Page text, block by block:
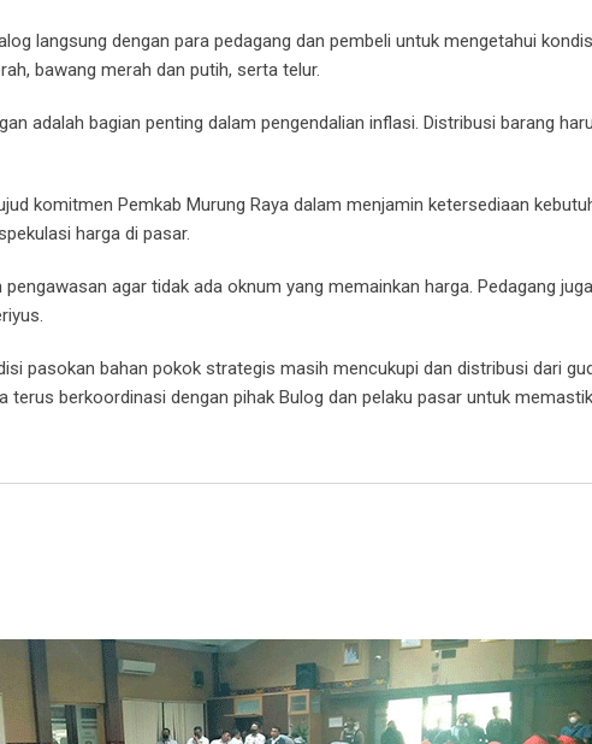
langsung dengan para pedagang dan pembeli untuk mengetahui
bawang merah dan putih, serta telur.
adalah bagian penting dalam pengendalian inflasi. Distribusi barang
komitmen Pemkab Murung Raya dalam menjamin ketersediaan
harga di pasar.
agar tidak ada oknum yang memainkan harga. Pedagang
pasokan bahan pokok strategis masih mencukupi dan distribusi dari
terus berkoordinasi dengan pihak Bulog dan pelaku pasar untuk